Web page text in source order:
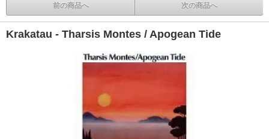
前の商品へ 次の商品へ
Krakatau - Tharsis Montes / Apogean Tide